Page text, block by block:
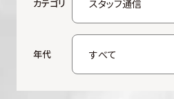
カテゴリ
年代